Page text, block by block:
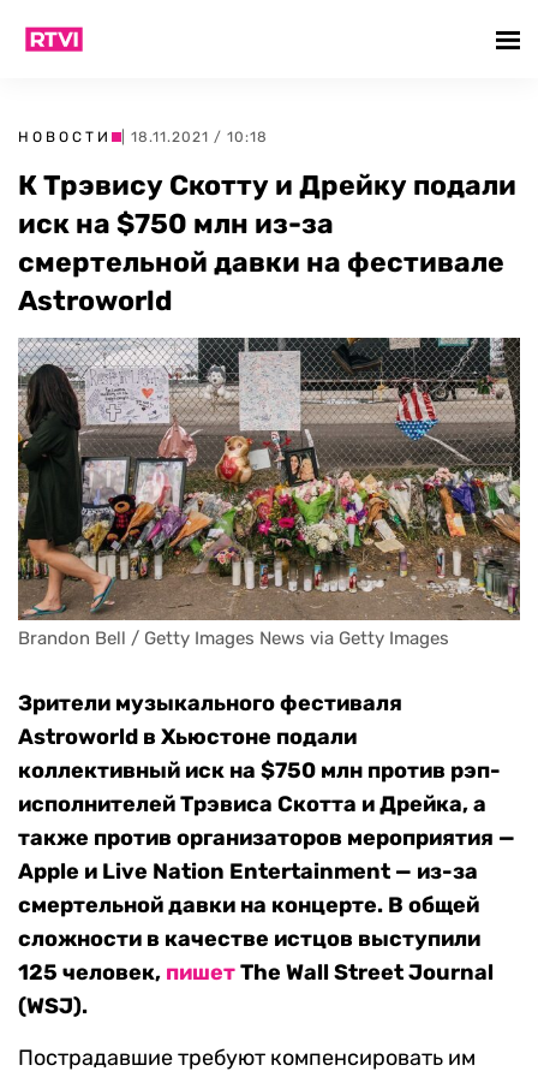
НОВОСТИ | 18.11.2021 / 10:18
К Трэвису Скотту и Дрейку подали
иск на $750 млн из-за
смертельной давки на фестивале
Astroworld
Brandon Bell / Getty Images News via Getty Images
Зрители музыкального фестиваля
Astroworld в Хьюстоне подали
коллективный иск на $750 млн против рэп-
исполнителей Трэвиса Скотта и Дрейка, а
также против организаторов мероприятия —
Apple и Live Nation Entertainment — из-за
смертельной давки на концерте. В общей
сложности в качестве истцов выступили
125 человек, пишетThe Wall Street Journal
(WSJ).
Пострадавшие требуют компенсировать им